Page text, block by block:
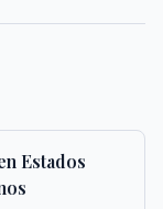
Estados